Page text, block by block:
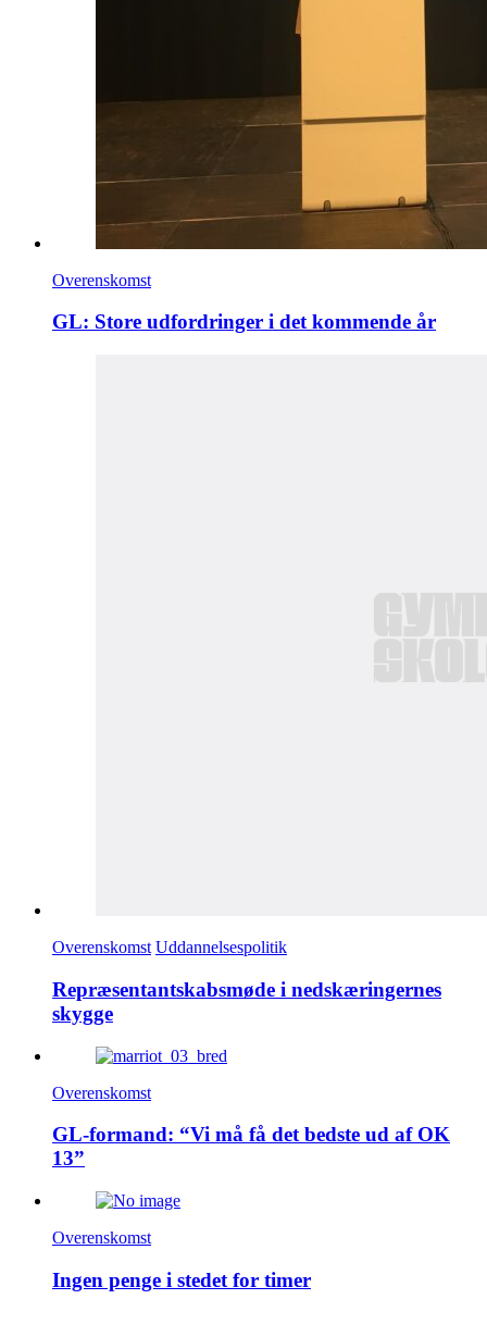
Overenskomst
GL: Store udfordringer i det kommende år
Overenskomst Uddannelsespolitik
Repræsentantskabsmøde i nedskæringernes
skygge
Overenskomst
GL-formand: “Vi må få det bedste ud af OK
13”
Overenskomst
Ingen penge i stedet for timer